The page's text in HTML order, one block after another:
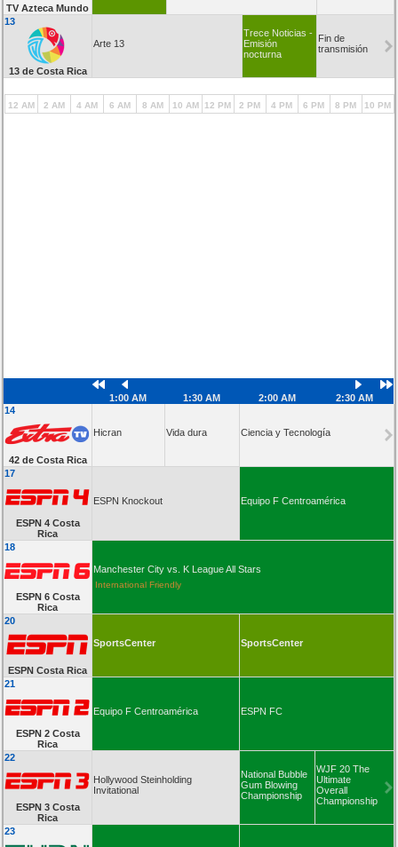
TV Azteca Mundo
13
13 de Costa Rica
Arte 13
Trece Noticias -
Emisión
nocturna
Fin de
transmisión
12 AM 2 AM 4 AM 6 AM 8 AM 10 AM 12 PM 2 PM 4 PM 6 PM 8 PM 10 PM
1:00 AM 1:30 AM 2:00 AM
2:30 AM
14
42 de Costa Rica
Hicran Vida dura Ciencia y Tecnología
17
ESPN 4 Costa
Rica
ESPN Knockout Equipo F Centroamérica
18
ESPN 6 Costa
Rica
Manchester City vs. K League All Stars
International Friendly
20
ESPN Costa Rica
SportsCenter SportsCenter
21
ESPN 2 Costa
Rica
Equipo F Centroamérica ESPN FC
22
ESPN 3 Costa
Rica
Hollywood Steinholding
Invitational
National Bubble
Gum Blowing
Championship
WJF 20 The
Ultimate
Overall
Championship
23